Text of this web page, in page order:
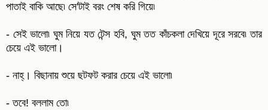
পাতাই বাকি আছে৷ সে'টাই বরং শেষ করি গিয়ে৷
- সেই ভালো৷ ঘুম নিয়ে যত টেন্স হবি, ঘুম তত কাঁচকলা দেখিয়ে দূরে সরবে৷ তার
চেয়ে এই ভালো।
- নাহ্। বিছানায় শুয়ে ছটফট করার চেয়ে এই ভালো৷
- তবে! বললাম তো৷